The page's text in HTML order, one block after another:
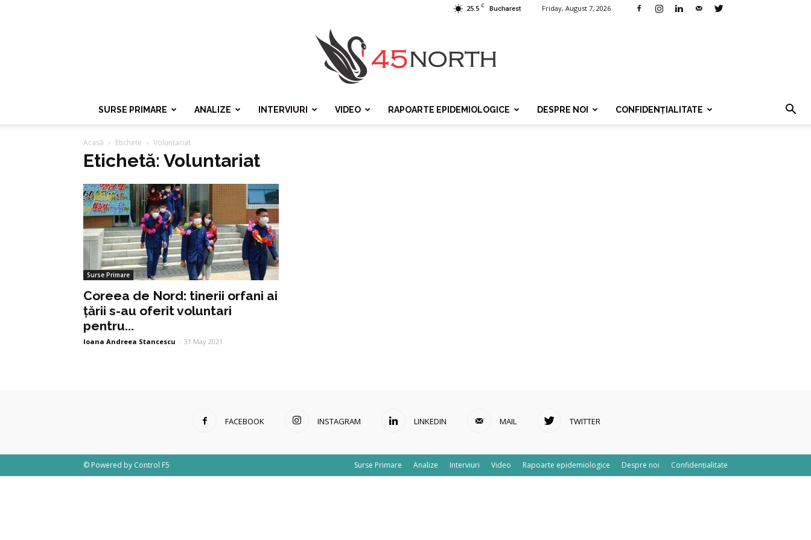
25.5 C Bucharest Friday, August 7, 2026
SURSE PRIMARE ANALIZE INTERVIURI VIDEO RAPOARTE EPIDEMIOLOGICE DESPRE NOI CONFIDENȚIALITATE
Acasă Etichete Voluntariat
Etichetă: Voluntariat
Surse Primare
Coreea de Nord: tinerii orfani ai
țării s-au oferit voluntari
pentru...
Ioana Andreea Stancescu - 31 May 2021
FACEBOOK INSTAGRAM LINKEDIN MAIL TWITTER
Surse Primare Analize Interviuri Video Rapoarte epidemiologice Despre noi Confidențialitate
© Powered by Control F5